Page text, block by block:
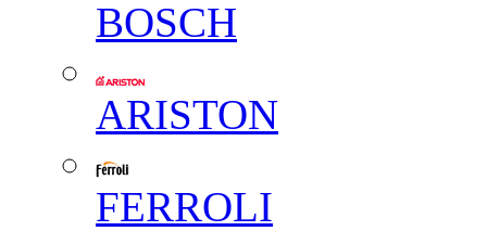
BOSCH
ARISTON
FERROLI